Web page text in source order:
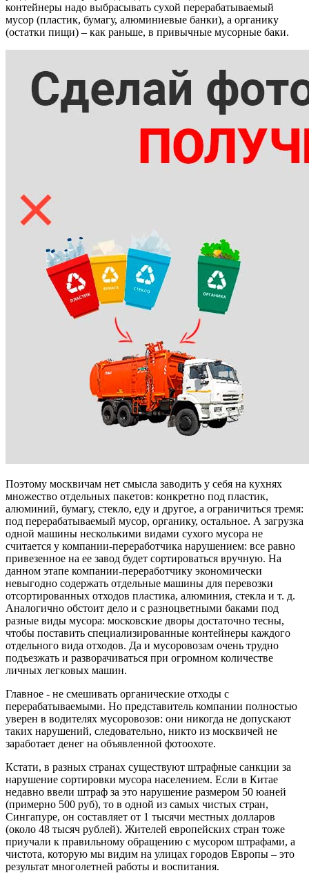
контейнеры надо выбрасывать сухой перерабатываемый
мусор (пластик, бумагу, алюминиевые банки), а органику
(остатки пищи) – как раньше, в привычные мусорные баки.
Поэтому москвичам нет смысла заводить у себя на кухнях
множество отдельных пакетов: конкретно под пластик,
алюминий, бумагу, стекло, еду и другое, а ограничиться тремя:
под перерабатываемый мусор, органику, остальное. А загрузка
одной машины несколькими видами сухого мусора не
считается у компании-переработчика нарушением: все равно
привезенное на ее завод будет сортироваться вручную. На
данном этапе компании-переработчику экономически
невыгодно содержать отдельные машины для перевозки
отсортированных отходов пластика, алюминия, стекла и т. д.
Аналогично обстоит дело и с разноцветными баками под
разные виды мусора: московские дворы достаточно тесны,
чтобы поставить специализированные контейнеры каждого
отдельного вида отходов. Да и мусоровозам очень трудно
подъезжать и разворачиваться при огромном количестве
личных легковых машин.
Главное - не смешивать органические отходы с
перерабатываемыми. Но представитель компании полностью
уверен в водителях мусоровозов: они никогда не допускают
таких нарушений, следовательно, никто из москвичей не
заработает денег на объявленной фотоохоте.
Кстати, в разных странах существуют штрафные санкции за
нарушение сортировки мусора населением. Если в Китае
недавно ввели штраф за это нарушение размером 50 юаней
(примерно 500 руб), то в одной из самых чистых стран,
Сингапуре, он составляет от 1 тысячи местных долларов
(около 48 тысяч рублей). Жителей европейских стран тоже
приучали к правильному обращению с мусором штрафами, а
чистота, которую мы видим на улицах городов Европы – это
результат многолетней работы и воспитания.